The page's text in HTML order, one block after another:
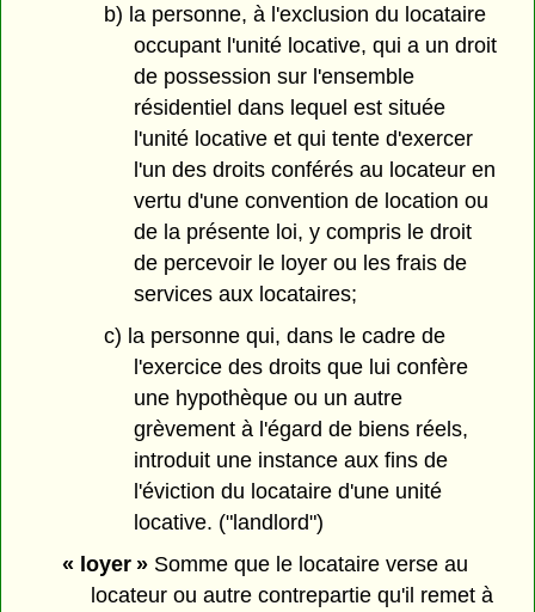
b) la personne, à l'exclusion du locataire
occupant l'unité locative, qui a un droit
de possession sur l'ensemble
résidentiel dans lequel est située
l'unité locative et qui tente d'exercer
l'un des droits conférés au locateur en
vertu d'une convention de location ou
de la présente loi, y compris le droit
de percevoir le loyer ou les frais de
services aux locataires;
c) la personne qui, dans le cadre de
l'exercice des droits que lui confère
une hypothèque ou un autre
grèvement à l'égard de biens réels,
introduit une instance aux fins de
l'éviction du locataire d'une unité
locative. ("landlord")
« loyer »Somme que le locataire verse au
locateur ou autre contrepartie qu'il remet à